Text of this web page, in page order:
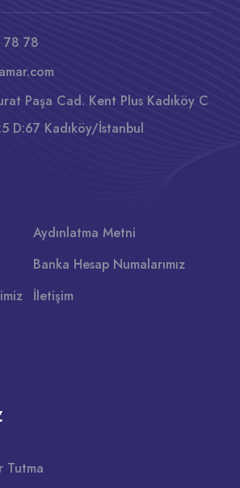
78
Paşa Cad. Kent Plus Kadıköy C
D:67 Kadıköy/İstanbul
Aydınlatma Metni
Banka Hesap Numalarımız
İletişim
Tutma